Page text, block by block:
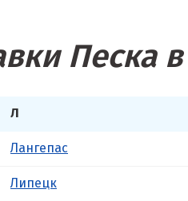
Песка
Л
Лангепас
Липецк